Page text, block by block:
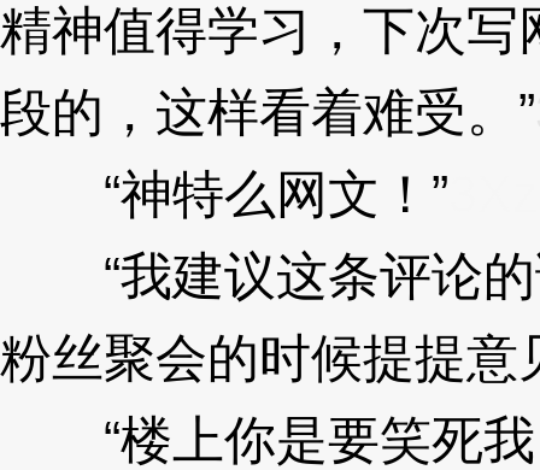
精神值得学习，下次
段的，这样看着难受。”
“神特么网文！”
“我建议这条评论的
粉丝聚会的时候提提意
“楼上你是要笑死我